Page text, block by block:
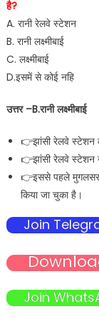
है?
A. रानी रेलवे स्टेशन
B. रानी लक्ष्मीबाई
C. लक्ष्मीबाई
D.इसमें से कोई नहि
उत्तर –B.रानी लक्ष्मीबाई
👉झांसी रेलवे स्टेशन
👉झांसी रेलवे स्टेशन
👉इससे पहले
किया जा चुका है।
Join
Join